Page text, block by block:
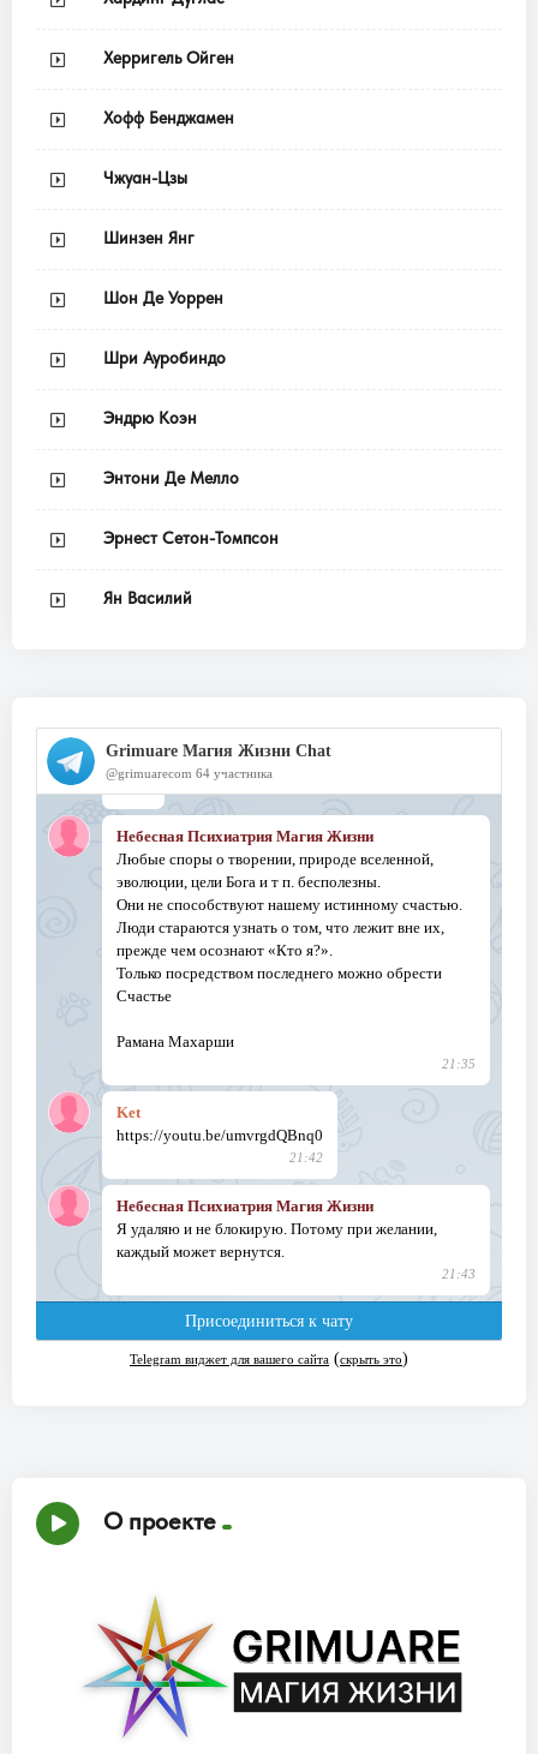
Херригель Ойген
Хофф Бенджамен
Чжуан-Цзы
Шинзен Янг
Шон Де Уоррен
Шри Ауробиндо
Эндрю Коэн
Энтони Де Мелло
Эрнест Сетон-Томпсон
Ян Василий
О проекте